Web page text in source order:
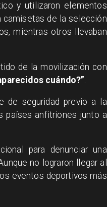
y utilizaron elementos
camisetas de la selección
mientras otros llevaban
de la movilización con
cuándo?”
de seguridad previo a la
países anfitriones junto a
para denunciar una
no lograron llegar al
eventos deportivos más